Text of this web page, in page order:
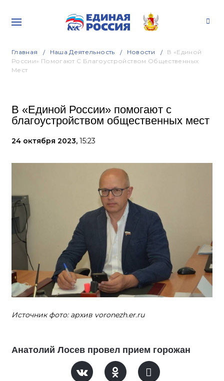
Главная Наша Деятельность Новости
В «Единой
России» Помогают С Благоустройством Общественных
Мест
В «Единой России» помогают с
благоустройством общественных мест
24 октября 2023, 15:23
Источник фото: архив voronezh.er.ru
Анатолий Лосев провел прием горожан